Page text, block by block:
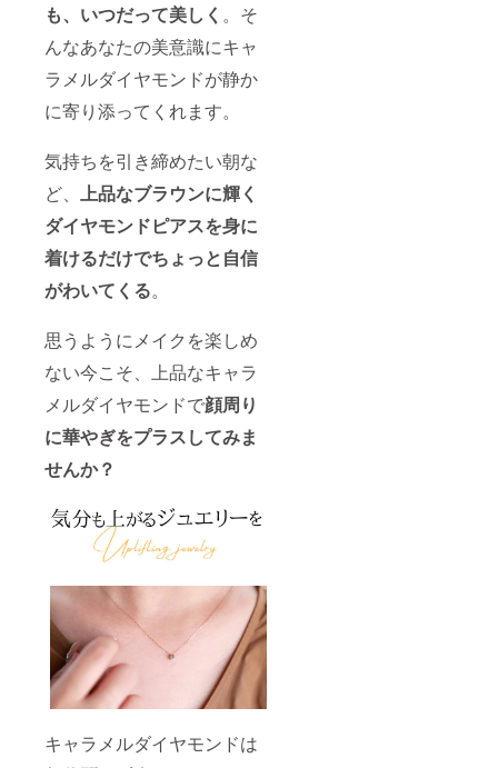
も、いつだって美しく 。そ
んなあなたの美意識にキャ
ラメルダイヤモンドが静か
に寄り添ってくれます。
気持ちを引き締めたい朝な
ど、 上品なブラウンに輝く
ダイヤモンドピアスを身に
着けるだけでちょっと自信
がわいてくる。
思うようにメイクを楽しめ
ない今こそ、上品なキャラ
メルダイヤモンドで顔周り
に華やぎをプラスしてみま
せんか？
キャラメルダイヤモンドは